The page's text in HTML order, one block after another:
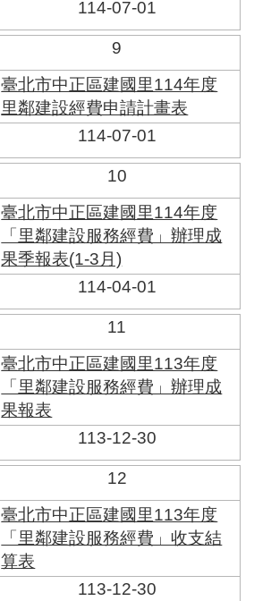
114-07-01
9
臺北市中正區建國里114年度
里鄰建設經費申請計畫表
114-07-01
10
臺北市中正區建國里114年度
「里鄰建設服務經費」辦理成
果季報表(1-3月)
114-04-01
11
臺北市中正區建國里113年度
「里鄰建設服務經費」辦理成
果報表
113-12-30
12
臺北市中正區建國里113年度
「里鄰建設服務經費」收支結
算表
113-12-30